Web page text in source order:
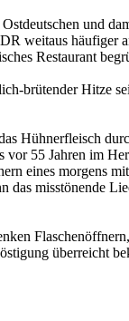
und
weitaus häufiger
Restaurant
brütender Hitze
Hühnerfleisch
55 Jahren im
eines morgens
das misstönende
überreicht